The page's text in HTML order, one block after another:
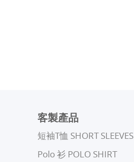
客製產品
短袖T恤 SHORT SLEEVES
Polo 衫 POLO SHIRT